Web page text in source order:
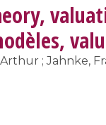
; Jahnke,